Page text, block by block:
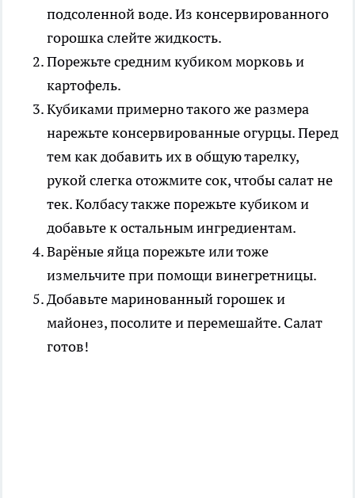
подсоленной воде. Из консервированного
горошка слейте жидкость.
Порежьте средним кубиком морковь и
картофель.
Кубиками примерно такого же размера
нарежьте консервированные огурцы. Перед
тем как добавить их в общую тарелку,
рукой слегка отожмите сок, чтобы салат не
тек. Колбасу также порежьте кубиком и
добавьте к остальным ингредиентам.
Варёные яйца порежьте или тоже
измельчите при помощи винегретницы.
Добавьте маринованный горошек и
майонез, посолите и перемешайте. Салат
готов!